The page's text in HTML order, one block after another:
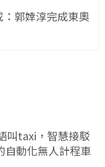
郭婞淳完成東奧
叫taxi，智慧接駁
自動化無人計程車